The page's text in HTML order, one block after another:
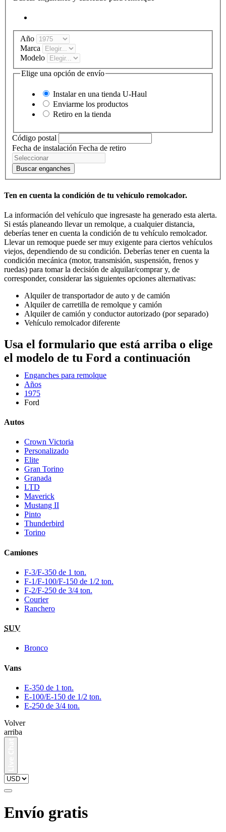
Año
Marca
Modelo
Elige una opción de envío
Instalar en una tienda U-Haul
Enviarme los productos
Retiro en la tienda
Código postal
Fecha de instalación Fecha de retiro
Buscar enganches
Ten en cuenta la condición de tu vehículo remolcador.
La información del vehículo que ingresaste ha generado esta alerta.
Si estás planeando llevar un remolque, a cualquier distancia,
deberías tener en cuenta la condición de tu vehículo remolcador.
Llevar un remoque puede ser muy exigente para ciertos vehículos
viejos, dependiendo de su condición. Deberías tener en cuenta la
condición mecánica (motor, transmisión, suspensión, frenos y
ruedas) para tomar la decisión de alquilar/comprar y, de
corresponder, considerar las siguientes opciones alternativas:
Alquiler de transportador de auto y de camión
Alquiler de carretilla de remolque y camión
Alquiler de camión y conductor autorizado (por separado)
Vehículo remolcador diferente
Usa el formulario que está arriba o elige
el modelo de tu Ford a continuación
Enganches para remolque
Años
1975
Ford
Autos
Crown Victoria
Personalizado
Elite
Gran Torino
Granada
LTD
Maverick
Mustang II
Pinto
Thunderbird
Torino
Camiones
F-3/F-350 de 1 ton.
F-1/F-100/F-150 de 1/2 ton.
F-2/F-250 de 3/4 ton.
Courier
Ranchero
SUV
Bronco
Vans
E-350 de 1 ton.
E-100/E-150 de 1/2 ton.
E-250 de 3/4 ton.
Volver
arriba
Envío gratis